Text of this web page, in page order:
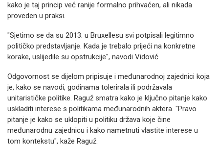
kako je taj princip već ranije formalno prihvaćen, ali nikada
proveden u praksi.
"Sjetimo se da su 2013. u Bruxellesu svi potpisali legitimno
političko predstavljanje. Kada je trebalo prijeći na konkretne
korake, uslijedile su opstrukcije", navodi Vidović.
Odgovornost se dijelom pripisuje i međunarodnoj zajednici koja
je, kako se navodi, godinama tolerirala ili podržavala
unitarističke politike. Raguž smatra kako je ključno pitanje kako
uskladiti interese s politikama međunarodnih aktera. "Pravo
pitanje je kako se uklopiti u politiku država koje čine
međunarodnu zajednicu i kako nametnuti vlastite interese u
tom kontekstu", kaže Raguž.